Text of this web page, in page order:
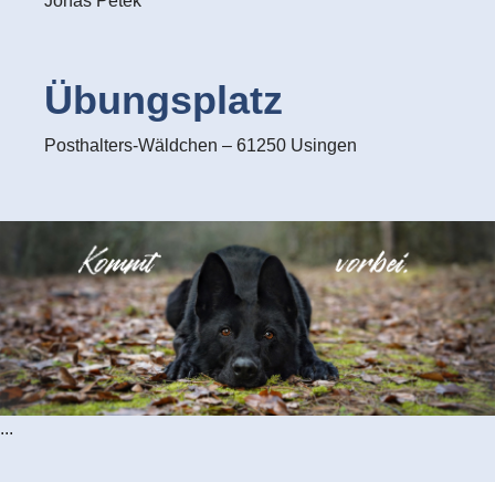
Übungsplatz
Posthalters-Wäldchen – 61250 Usingen
...